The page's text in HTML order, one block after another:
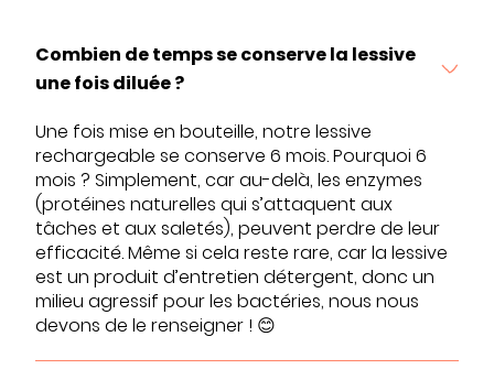
Combien de temps se conserve la lessive
une fois diluée ?
Une fois mise en bouteille, notre lessive
rechargeable se conserve 6 mois. Pourquoi 6
mois ? Simplement, car au-delà, les enzymes
(protéines naturelles qui s’attaquent aux
tâches et aux saletés), peuvent perdre de leur
efficacité. Même si cela reste rare, car la lessive
est un produit d’entretien détergent, donc un
milieu agressif pour les bactéries, nous nous
devons de le renseigner ! 😊